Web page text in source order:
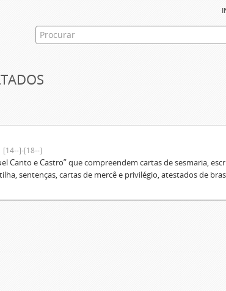
[14--]-[18--]
Canto e Castro” que compreendem cartas de sesmaria,
sentenças, cartas de mercê e privilégio, atestados de